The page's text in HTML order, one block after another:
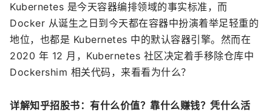
Kubernetes 是今天容器编排领域的事实标准，而
Docker 从诞生之日到今天都在容器中扮演着举足轻重的
地位，也都是 Kubernetes 中的默认容器引擎。然而在
2020 年 12 月，Kubernetes 社区决定着手移除仓库中
Dockershim 相关代码，来看看为什么？
详解知乎招股书：有什么价值？靠什么赚钱？凭什么活